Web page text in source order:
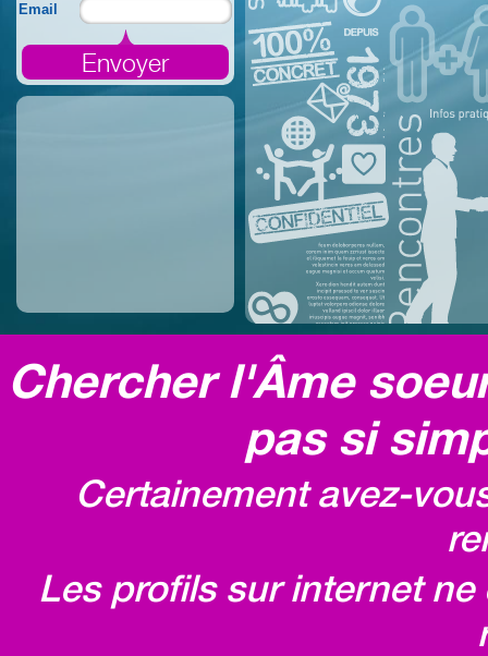
Email
Chercher l'Âme
pas si
Certainement avez-
Les profils sur internet